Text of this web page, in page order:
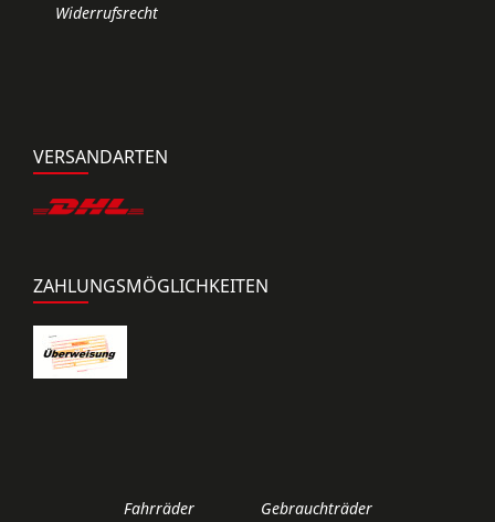
Widerrufsrecht
VERSANDARTEN
ZAHLUNGSMÖGLICHKEITEN
Fahrräder Gebrauchträder